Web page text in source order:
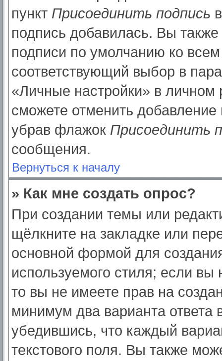
пункт Присоединить подпись
подпись добавилась. Вы
подписи по умолчанию ко
соответствующий выбор в
«Личные настройки» в
сможете отменить
убрав флажок Присоединить
сообщения.
Вернуться к началу
» Как мне создать опрос?
При создании темы или
щёлкните на закладке или
основной формой для
используемого стиля; если
то вы не имеете прав на
минимум два варианта ответа
убедившись, что каждый
текстового поля. Вы также